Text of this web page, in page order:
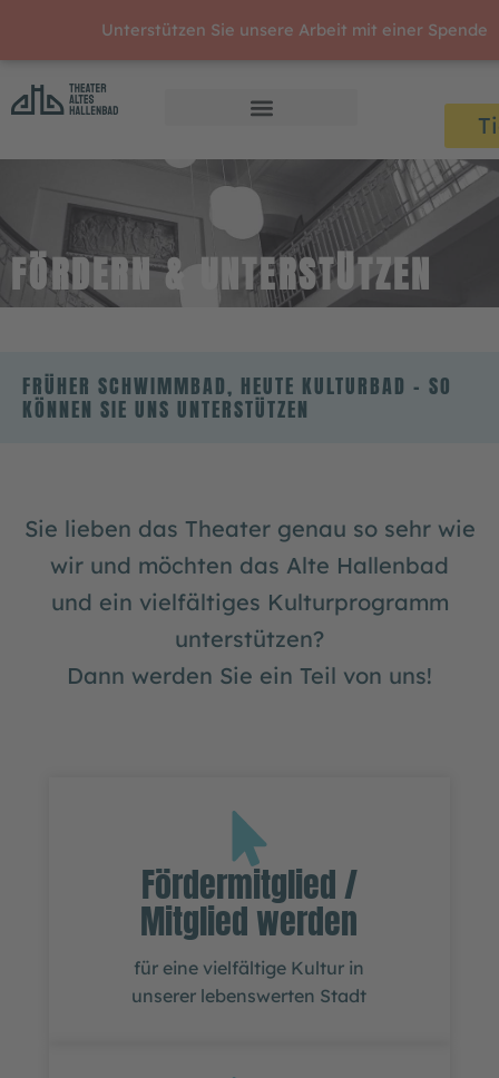
Inhalt
springen
Unterstützen Sie unsere Arbeit mit einer Spende
FÖRDERN & UNTERSTÜTZEN
FRÜHER SCHWIMMBAD, HEUTE KULTURBAD – SO
KÖNNEN SIE UNS UNTERSTÜTZEN
Sie lieben das Theater genau so sehr wie
wir und möchten das Alte Hallenbad
und ein vielfältiges Kulturprogramm
unterstützen?
Dann werden Sie ein Teil von uns!
Fördermitglied /
Mitglied werden
für eine vielfältige Kultur in
unserer lebenswerten Stadt